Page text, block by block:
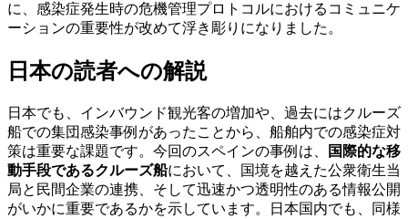
に、感染症発生時の危機管理プロトコルにおけるコミュニケ
ーションの重要性が改めて浮き彫りになりました。
日本の読者への解説
日本でも、インバウンド観光客の増加や、過去にはクルーズ
船での集団感染事例があったことから、船舶内での感染症対
策は重要な課題です。今回のスペインの事例は、
国際的な移
動手段であるクルーズ船において、国境を越えた公衆衛生当
局と民間企業の連携、そして迅速かつ透明性のある情報公開
がいかに重要であるかを示しています。日本国内でも、同様